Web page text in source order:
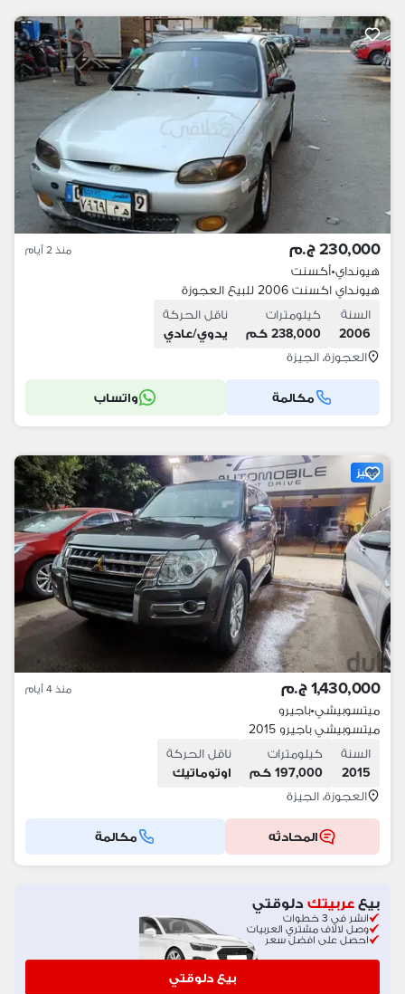
230,000 ج.م منذ 2 أيام
هيونداي•أكسنت
هيونداي اكسنت 2006 للبيع العجوزة
السنة
2006
كيلومترات
238,000 كم
ناقل الحركة
يدوي/عادي
العجوزة، الجيزة
مكالمة واتساب
مميز
1,430,000 ج.م منذ 4 أيام
ميتسوبيشي•باجيرو
ميتسوبيشي باجيرو 2015
السنة
2015
كيلومترات
197,000 كم
ناقل الحركة
اوتوماتيك
العجوزة، الجيزة
المحادثه مكالمة
بيععربيتك دلوقتي
انشر في 3 خطوات
وصل لالاف مشتري العربيات
احصل على افضل سعر
بيع دلوقتي